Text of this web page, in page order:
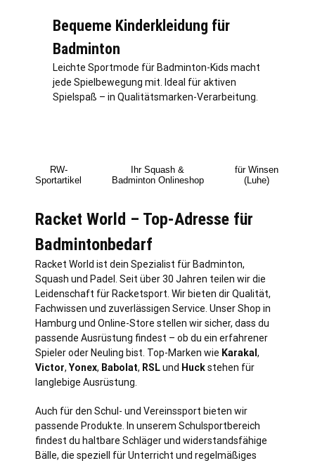
Bequeme Kinderkleidung für
Badminton
Leichte Sportmode für Badminton-Kids macht
jede Spielbewegung mit. Ideal für aktiven
Spielspaß – in Qualitätsmarken-Verarbeitung.
RW-
Sportartikel
Ihr Squash &
Badminton Onlineshop
für Winsen
(Luhe)
Racket World – Top-Adresse für
Badmintonbedarf
Racket World ist dein Spezialist für Badminton,
Squash und Padel. Seit über 30 Jahren teilen wir die
Leidenschaft für Racketsport. Wir bieten dir Qualität,
Fachwissen und zuverlässigen Service. Unser Shop in
Hamburg und Online-Store stellen wir sicher, dass du
passende Ausrüstung findest – ob du ein erfahrener
Spieler oder Neuling bist. Top-Marken wie Karakal ,
Victor, Yonex, Babolat, RSLund Huckstehen für
langlebige Ausrüstung.
Auch für den Schul- und Vereinssport bieten wir
passende Produkte. In unserem Schulsportbereich
findest du haltbare Schläger und widerstandsfähige
Bälle, die speziell für Unterricht und regelmäßiges